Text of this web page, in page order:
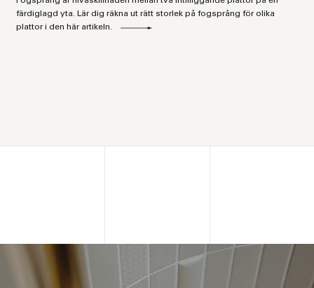
färdiglagd yta. Lär dig räkna ut rätt storlek på fogsprång för olika
plattor i den här artikeln.